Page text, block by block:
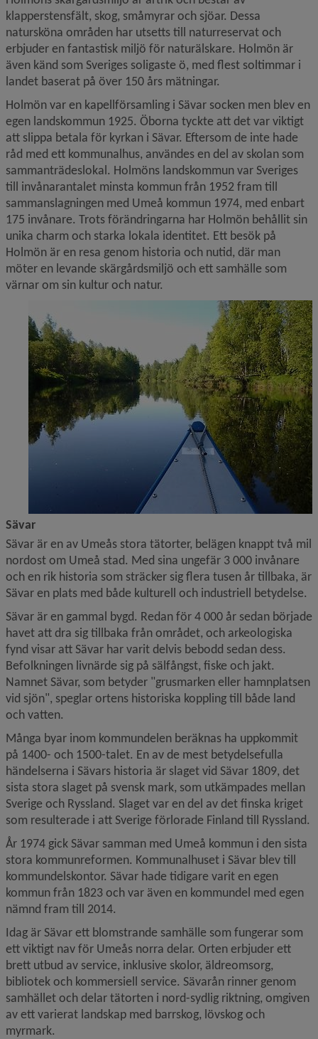
klapperstensfält, skog, småmyrar och sjöar. Dessa
natursköna områden har utsetts till naturreservat och
erbjuder en fantastisk miljö för naturälskare. Holmön är
även känd som Sveriges soligaste ö, med flest soltimmar i
landet baserat på över 150 års mätningar.
Holmön var en kapellförsamling i Sävar socken men blev en
egen landskommun 1925. Öborna tyckte att det var viktigt
att slippa betala för kyrkan i Sävar. Eftersom de inte hade
råd med ett kommunalhus, användes en del av skolan som
sammanträdeslokal. Holmöns landskommun var Sveriges
till invånarantalet minsta kommun från 1952 fram till
sammanslagningen med Umeå kommun 1974, med enbart
175 invånare. Trots förändringarna har Holmön behållit sin
unika charm och starka lokala identitet. Ett besök på
Holmön är en resa genom historia och nutid, där man
möter en levande skärgårdsmiljö och ett samhälle som
värnar om sin kultur och natur.
Sävar
Sävar är en av Umeås stora tätorter, belägen knappt två mil
nordost om Umeå stad. Med sina ungefär 3 000 invånare
och en rik historia som sträcker sig flera tusen år tillbaka, är
Sävar en plats med både kulturell och industriell betydelse.
Sävar är en gammal bygd. Redan för 4 000 år sedan började
havet att dra sig tillbaka från området, och arkeologiska
fynd visar att Sävar har varit delvis bebodd sedan dess.
Befolkningen livnärde sig på sälfångst, fiske och jakt.
Namnet Sävar, som betyder "grusmarken eller hamnplatsen
vid sjön", speglar ortens historiska koppling till både land
och vatten.
Många byar inom kommun­delen beräknas ha uppkommit
på 1400- och 1500-talet. En av de mest betydelsefulla
händelserna i Sävars historia är slaget vid Sävar 1809, det
sista stora slaget på svensk mark, som utkämpades mellan
Sverige och Ryssland. Slaget var en del av det finska kriget
som resulterade i att Sverige förlorade Finland till Ryssland.
År 1974 gick Sävar samman med Umeå kommun i den sista
stora kommunreformen. Kommunalhuset i Sävar blev till
kommundelskontor. Sävar hade tidigare varit en egen
kommun från 1823 och var även en kommundel med egen
nämnd fram till 2014.
Idag är Sävar ett blomstrande samhälle som fungerar som
ett viktigt nav för Umeås norra delar. Orten erbjuder ett
brett utbud av service, inklusive skolor, äldreomsorg,
bibliotek och kommersiell service. Sävarån rinner genom
samhället och delar tätorten i nord-sydlig riktning, omgiven
av ett varierat landskap med barrskog, lövskog och
myrmark.